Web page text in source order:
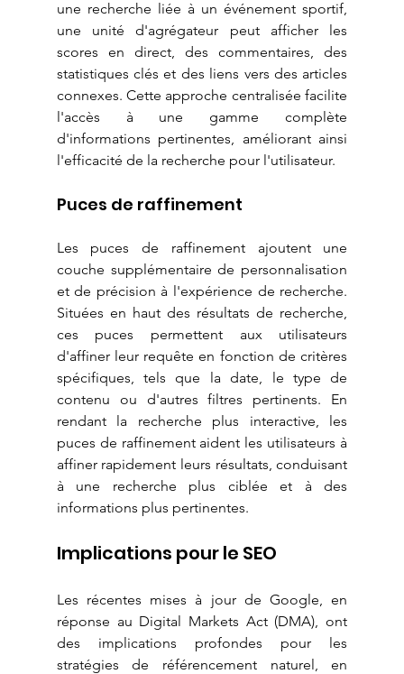
une recherche liée à un événement sportif,
une unité d'agrégateur peut afficher les
scores en direct, des commentaires, des
statistiques clés et des liens vers des articles
connexes. Cette approche centralisée facilite
l'accès à une gamme complète
d'informations pertinentes, améliorant ainsi
l'efficacité de la recherche pour l'utilisateur.
Puces de raffinement
Les puces de raffinement ajoutent une
couche supplémentaire de personnalisation
et de précision à l'expérience de recherche.
Situées en haut des résultats de recherche,
ces puces permettent aux utilisateurs
d'affiner leur requête en fonction de critères
spécifiques, tels que la date, le type de
contenu ou d'autres filtres pertinents. En
rendant la recherche plus interactive, les
puces de raffinement aident les utilisateurs à
affiner rapidement leurs résultats, conduisant
à une recherche plus ciblée et à des
informations plus pertinentes.
Implications pour le SEO
Les récentes mises à jour de Google, en
réponse au Digital Markets Act (DMA), ont
des implications profondes pour les
stratégies de référencement naturel, en